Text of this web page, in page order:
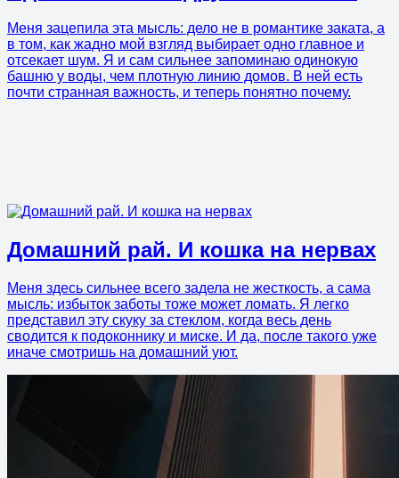
Меня зацепила эта мысль: дело не в романтике заката, а
в том, как жадно мой взгляд выбирает одно главное и
отсекает шум. Я и сам сильнее запоминаю одинокую
башню у воды, чем плотную линию домов. В ней есть
почти странная важность, и теперь понятно почему.
Домашний рай. И кошка на нервах
Меня здесь сильнее всего задела не жесткость, а сама
мысль: избыток заботы тоже может ломать. Я легко
представил эту скуку за стеклом, когда весь день
сводится к подоконнику и миске. И да, после такого уже
иначе смотришь на домашний уют.